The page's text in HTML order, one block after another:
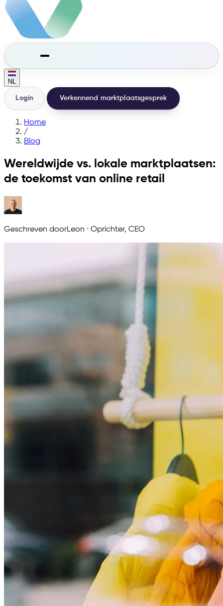
NL
Login Verkennend marktplaatsgesprek
Home
/
Blog
Wereldwijde vs. lokale marktplaatsen:
de toekomst van online retail
Geschreven doorLeon · Oprichter, CEO